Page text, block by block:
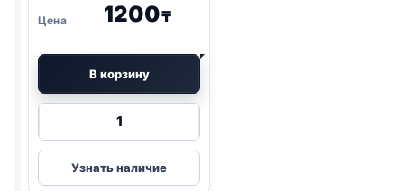
1200₸
В корзину
Количество
Good
Dog&Cat
Узнать наличие